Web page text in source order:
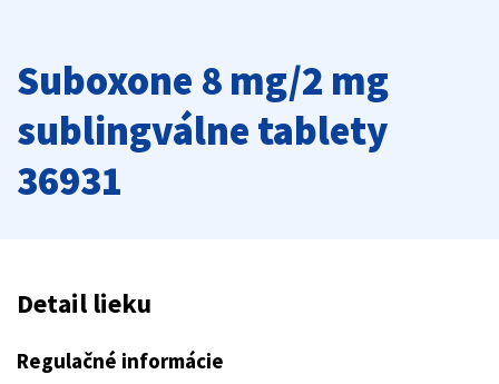
Suboxone 8 mg/2 mg
sublingválne tablety
36931
Detail lieku
Regulačné informácie